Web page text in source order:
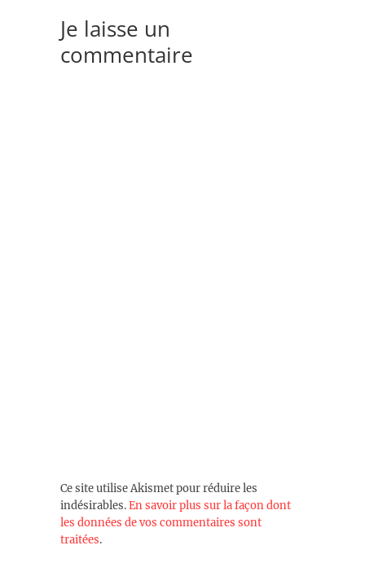
Je laisse un
commentaire
Ce site utilise Akismet pour réduire les
indésirables.En savoir plus sur la façon dont
les données de vos commentaires sont
traitées.